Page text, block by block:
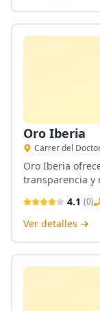
Oro Iberia
Carrer del
Oro Iberia
transparencia y
importar las
4.1 (0)
Ver detalles →